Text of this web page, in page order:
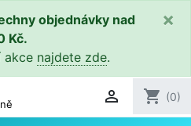
objednávky nad
Kč.
akce najdete zde.
×
 shopping_cart (0)